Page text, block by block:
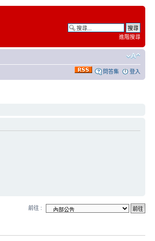
進階搜尋
問答集 登入
前往 :